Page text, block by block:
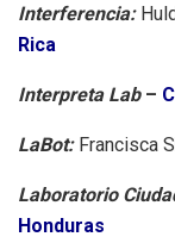
Interferencia:
Rica
Interpreta Lab –
LaBot: Francisca
Laboratorio
Honduras